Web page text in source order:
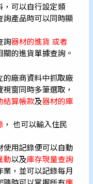
，可以自行設定類
詢產品時可以同時顯
詢器材的進貨 或者
關的進貨單據查詢。
廠商資料中抓取廠
窗同時多筆選取，
結算帳款及器材的庫
， 也可以輸入住民
用記錄便可以自動
動以及庫存現量查詢
業，並可以記錄每月